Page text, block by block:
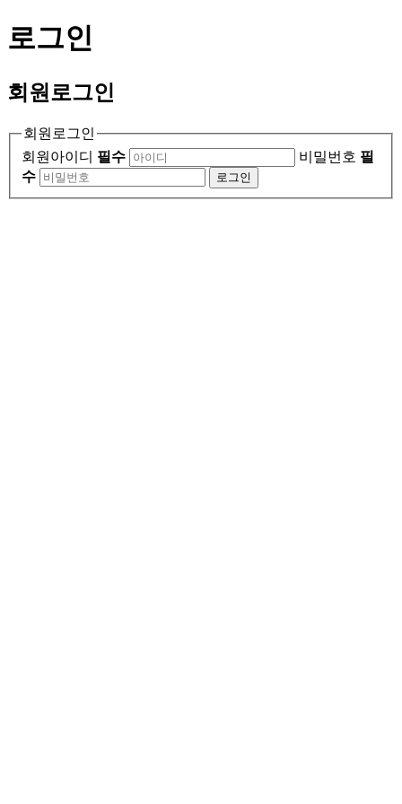
로그인
회원 로그인
회원로그인
회원아이디 필수 비밀번호 필
수
로그인